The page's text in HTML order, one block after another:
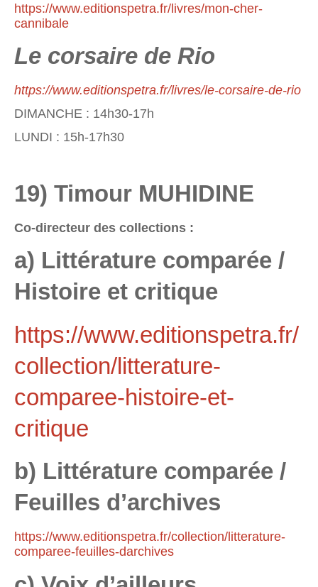
https://www.editionspetra.fr/livres/mon-cher-
cannibale
Le corsaire de Rio
https://www.editionspetra.fr/livres/le-corsaire-de-rio
DIMANCHE : 14h30-17h
LUNDI : 15h-17h30
19) Timour MUHIDINE
Co-directeur des collections :
a) Littérature comparée /
Histoire et critique
https://www.editionspetra.fr/
collection/litterature-
comparee-histoire-et-
critique
b) Littérature comparée /
Feuilles d’archives
https://www.editionspetra.fr/collection/litterature-
comparee-feuilles-darchives